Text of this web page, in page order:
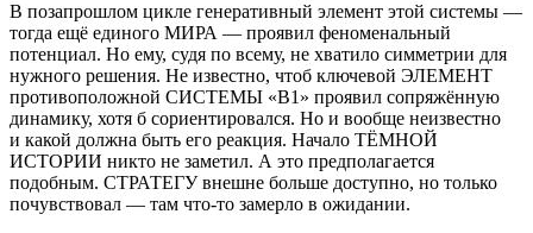
В позапрошлом цикле генеративный элемент этой системы —
тогда ещё единого МИРА — проявил феноменальный
потенциал. Но ему, судя по всему, не хватило симметрии для
нужного решения. Не известно, чтоб ключевой ЭЛЕМЕНТ
противоположной СИСТЕМЫ «В1» проявил сопряжённую
динамику, хотя б сориентировался. Но и вообще неизвестно
и какой должна быть его реакция. Начало ТЁМНОЙ
ИСТОРИИ никто не заметил. А это предполагается
подобным. СТРАТЕГУ внешне больше доступно, но только
почувствовал — там что-то замерло в ожидании.